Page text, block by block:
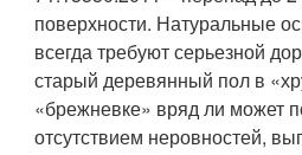
поверхности. Натуральные
всегда требуют серьезной
старый деревянный пол в
«брежневке» вряд ли может
отсутствием неровностей,